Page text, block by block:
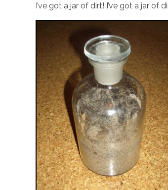
I’ve got a jar of dirt! I’ve got a jar of